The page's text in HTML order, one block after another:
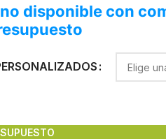
disponible con